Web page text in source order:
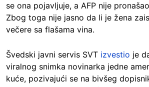
se ona pojavljuje, a AFP nije
Zbog toga nije jasno da li je žena
večere sa flašama vina.
Švedski javni servis SVT izvestio je
viralnog snimka novinarka jedne
kuće, pozivajući se na bivšeg